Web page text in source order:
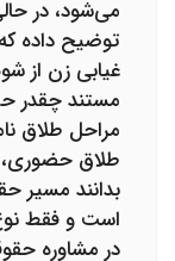
می‌شود، در
توضیح داده
غیابی زن از
مستند چقدر
مراحل طلاق
طلاق حضوری،
بدانند مسیر
است و فقط
در مشاوره